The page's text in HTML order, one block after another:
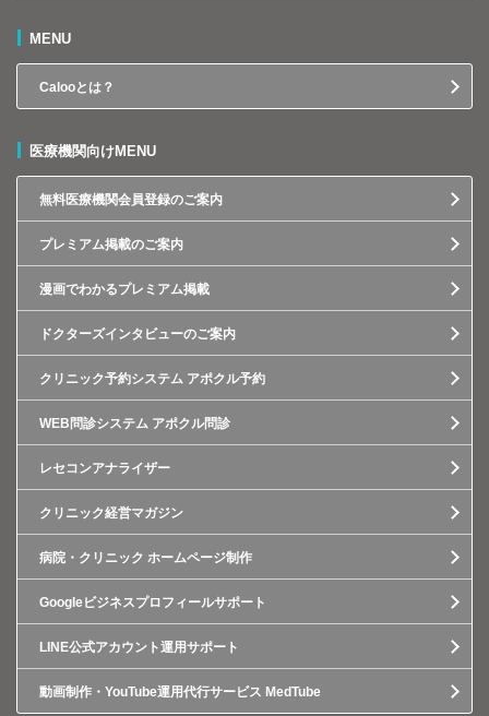
MENU
Calooとは？
医療機関向けMENU
無料医療機関会員登録のご案内
プレミアム掲載のご案内
漫画でわかるプレミアム掲載
ドクターズインタビューのご案内
クリニック予約システム アポクル予約
WEB問診システム アポクル問診
レセコンアナライザー
クリニック経営マガジン
病院・クリニック ホームページ制作
Googleビジネスプロフィールサポート
LINE公式アカウント運用サポート
動画制作・YouTube運用代行サービス MedTube